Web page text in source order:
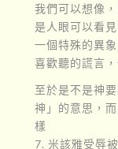
我們可以想像
是人眼可以看
一個特殊的異
喜歡聽的謊言
至於是不是神
神」的意思，
樣
7. 米該雅受辱